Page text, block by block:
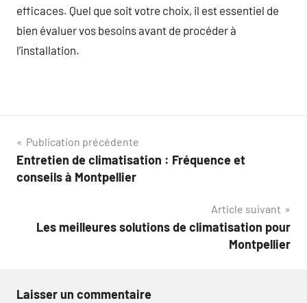
efficaces. Quel que soit votre choix, il est essentiel de
bien évaluer vos besoins avant de procéder à
l’installation.
Navigation
de
Publication précédente
Entretien de climatisation : Fréquence et
conseils à Montpellier
Article suivant
Les meilleures solutions de climatisation pour
Montpellier
Laisser un commentaire